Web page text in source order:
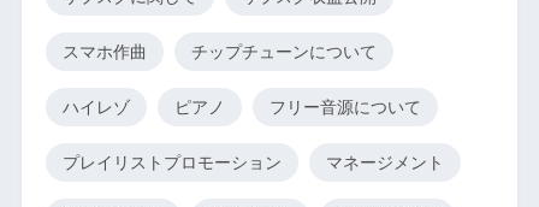
スマホ作曲 チップチューンについて
ハイレゾ ピアノ フリー音源について
プレイリストプロモーション マネージメント